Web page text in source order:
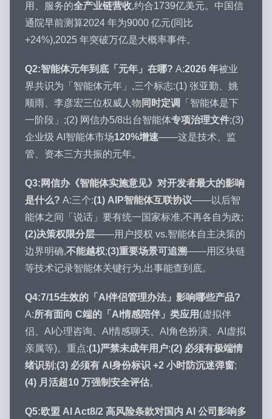
用、服务的全产业链营收,约合1739亿美元。中国信
通院早前测算2024 年为9000 亿元(同比
+24%),2025 年突破万亿是大概率事件。
Q2:智能体元年到底「元年」在哪? A:2026 年被业
界共识为「智能体元年」,三个标志:(1) 张亚勤、姚
顺雨、李彦宏三位权威人物 同时定调
「智能体是下
一阶段」;(2) 网信办5/8出台智能体专项治理文件;(3)
企业级 AI智能体市场120%增速——这是技术、监
管、资本三方共振的元年。
Q3:网信办《智能体实施意见》对开发者最大的影响
是什么? A:三个:(1) AIP智能体互联协议——以后智
能体之间「说话」要有统一国家标准,不再各自为政;
(2)决策权限分层——用户授权 vs.智能体自主决策的
边界明确,不能越权;(3)重要场景可追溯——用区块链
等技术记录智能体关键行为,出事能查到底。
Q4:7/15生效的「AI伴侣管理办法」影响哪些产品?
A:所有面向 C端的「AI情感陪伴」类应用 (虚拟伴
侣、AI心理咨询、AI情感聊天、AI角色扮演、AI虚拟
亲属等)。重点:(1)严禁未成年用户;(2) 必须有极端情
绪识别 ;(3) 必须有 AI身份标识 +2 小时防沉迷弹窗;
(4) 月活超10 万强制安全评估。
Q5:欧盟 AI Act8/2 高风险条款对国内 AI 公司影响多